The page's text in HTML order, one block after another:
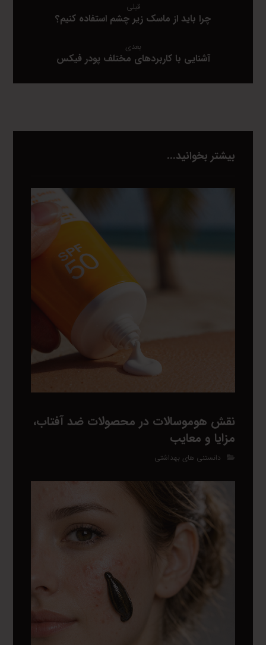
قبلی
چرا باید از ماسک زیر چشم استفاده کنیم؟
بعدی
آشنایی با کاربردهای مختلف پودر فیکس
بیشتر بخوانید...
نقش هوموسالات در محصولات ضد آفتاب،
مزایا و معایب
دانستنی های بهداشتی